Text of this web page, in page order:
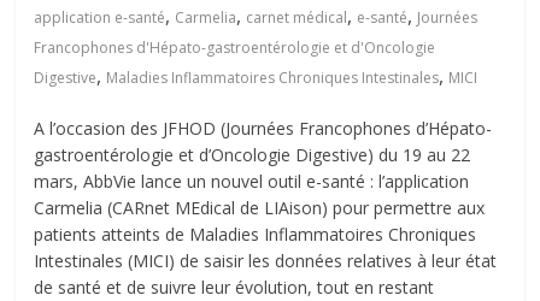
application e-santé, Carmelia, carnet médical, e-santé, Journées
Francophones d'Hépato-gastroentérologie et d'Oncologie
Digestive, Maladies Inflammatoires Chroniques Intestinales, MICI
A l’occasion des JFHOD (Journées Francophones d’Hépato-
gastroentérologie et d’Oncologie Digestive) du 19 au 22
mars, AbbVie lance un nouvel outil e-santé : l’application
Carmelia (CARnet MEdical de LIAison) pour permettre aux
patients atteints de Maladies Inflammatoires Chroniques
Intestinales (MICI) de saisir les données relatives à leur état
de santé et de suivre leur évolution, tout en restant